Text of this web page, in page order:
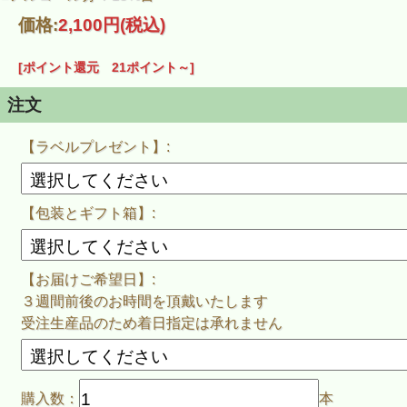
幅広い温度体でお楽しみ頂けます。
この商品のラベルデザインは、[岡澤加代子]氏
※ご注文時に選択して下さい。
発送までに３週間から４週間程お時間を頂戴致します。
正式な発送日につきましては、ご注文後に当店よりメール
※完全受注生産品の為、お届け日をご指定いただいても
指定日までのお届けが難しい場合が御座います。
価格:2,100円(税込)
[ポイント還元 21ポイント～]
注文
【ラベルプレゼント】:
【包装とギフト箱】:
【お届けご希望日】:
３週間前後のお時間を頂戴いたします
受注生産品のため着日指定は承れません
購入数： 本